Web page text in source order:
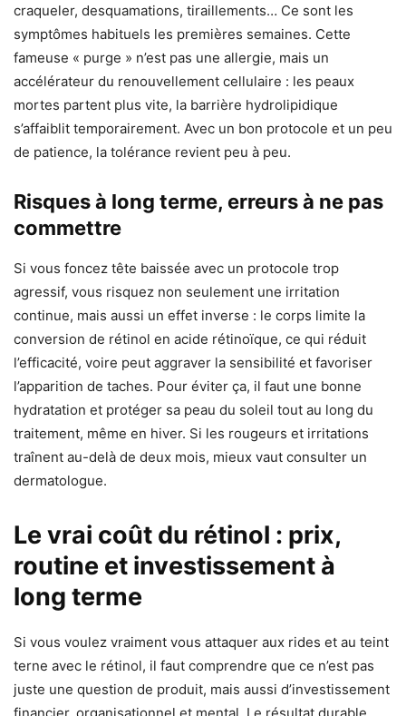
craqueler, desquamations, tiraillements… Ce sont les
symptômes habituels les premières semaines. Cette
fameuse « purge » n’est pas une allergie, mais un
accélérateur du renouvellement cellulaire : les peaux
mortes partent plus vite, la barrière hydrolipidique
s’affaiblit temporairement. Avec un bon protocole et un peu
de patience, la tolérance revient peu à peu.
Risques à long terme, erreurs à ne pas
commettre
Si vous foncez tête baissée avec un protocole trop
agressif, vous risquez non seulement une irritation
continue, mais aussi un effet inverse : le corps limite la
conversion de rétinol en acide rétinoïque, ce qui réduit
l’efficacité, voire peut aggraver la sensibilité et favoriser
l’apparition de taches. Pour éviter ça, il faut une bonne
hydratation et protéger sa peau du soleil tout au long du
traitement, même en hiver. Si les rougeurs et irritations
traînent au-delà de deux mois, mieux vaut consulter un
dermatologue.
Le vrai coût du rétinol : prix,
routine et investissement à
long terme
Si vous voulez vraiment vous attaquer aux rides et au teint
terne avec le rétinol, il faut comprendre que ce n’est pas
juste une question de produit, mais aussi d’investissement